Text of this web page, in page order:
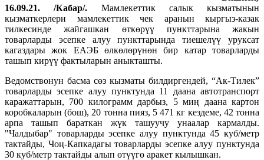
16.09.21. /Кабар/. Мамлекеттик салык кызматынын
кызматкерлери мамлекеттик чек аранын кыргыз-казак
тилкесинде жайгашкан өткөрүү пункттарына жакын
товарларды эсепке алуу пункттарында тиешелүү уруксат
кагаздары жок ЕАЭБ өлкөлөрүнөн бир катар товарларды
ташып кирүү фактыларын аныкташты.
Ведомствонун басма сөз кызматы билдиргендей, “Ак-Тилек”
товарларды эсепке алуу пунктунда 11 даана автотранспорт
каражаттарын, 700 килограмм дарбыз, 5 миң даана картон
коробкаларын (бош), 20 тонна пияз, 5 471 кг кездеме, 42 тонна
арпа ташып бараткан жүк ташуучу унаалар кармалды.
"Чалдыбар" товарларды эсепке алуу пунктунда 45 куб/метр
тактайды, Чоң-Капкадагы товарларды эсепке алуу пунктунда
30 куб/метр тактайды алып өтүүгө аракет кылышкан.